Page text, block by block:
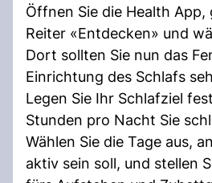
Öffnen Sie die Health App,
Reiter «Entdecken» und
Dort sollten Sie nun das
Einrichtung des Schlafs
Legen Sie Ihr Schlafziel
Stunden pro Nacht Sie
Wählen Sie die Tage aus,
aktiv sein soll, und stellen